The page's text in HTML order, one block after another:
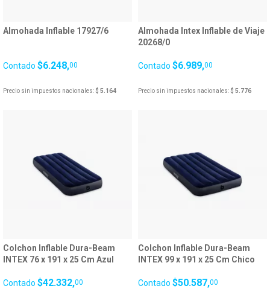
Almohada Inflable 17927/6
Contado $6.248,00
Precio sin impuestos nacionales: $ 5.164
Almohada Intex Inflable de Viaje
20268/0
Contado $6.989,00
Precio sin impuestos nacionales: $ 5.776
Colchon Inflable Dura-Beam
INTEX 76 x 191 x 25 Cm Azul
Contado $42.332,00
Colchon Inflable Dura-Beam
INTEX 99 x 191 x 25 Cm Chico
Contado $50.587,00